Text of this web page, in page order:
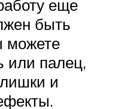
еще
быть
можете
или палец,
и